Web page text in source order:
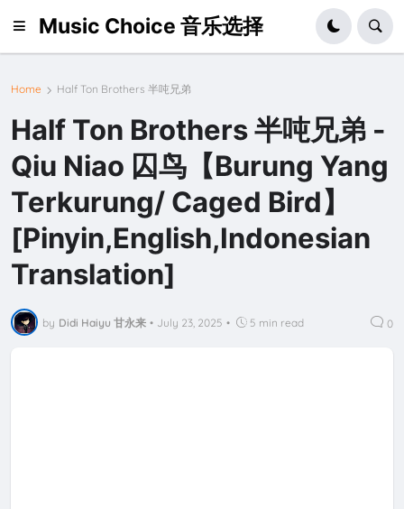
Music Choice 音乐选择
Home Half Ton Brothers 半吨兄弟
Half Ton Brothers 半吨兄弟 -
Qiu Niao 囚鸟【Burung Yang
Terkurung/ Caged Bird】
[Pinyin,English,Indonesian
Translation]
by Didi Haiyu 甘永来 • July 23, 2025 • 5 min read 0